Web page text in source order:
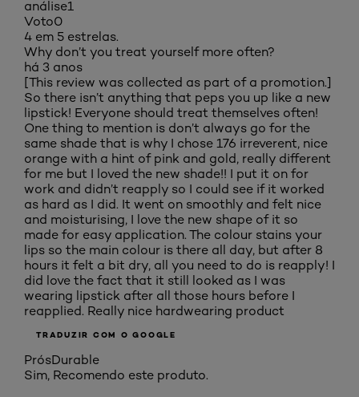
análise1
Voto0
4 em 5 estrelas.
Why don’t you treat yourself more often?
há 3 anos
[This review was collected as part of a promotion.]
So there isn’t anything that peps you up like a new
lipstick! Everyone should treat themselves often!
One thing to mention is don’t always go for the
same shade that is why I chose 176 irreverent, nice
orange with a hint of pink and gold, really different
for me but I loved the new shade!! I put it on for
work and didn’t reapply so I could see if it worked
as hard as I did. It went on smoothly and felt nice
and moisturising, I love the new shape of it so
made for easy application. The colour stains your
lips so the main colour is there all day, but after 8
hours it felt a bit dry, all you need to do is reapply! I
did love the fact that it still looked as I was
wearing lipstick after all those hours before I
reapplied. Really nice hardwearing product
TRADUZIR COM O GOOGLE
PrósDurable
Sim, Recomendo este produto.